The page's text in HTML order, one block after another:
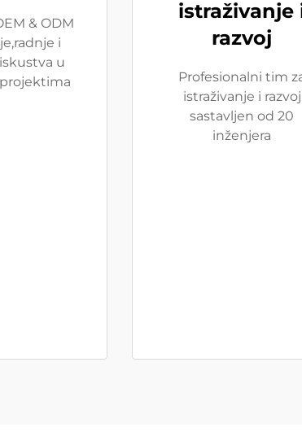
& ODM
i
u
istraživanje
razvoj
Profesionalni tim
istraživanje i razvoj
sastavljen od 20
inženjera